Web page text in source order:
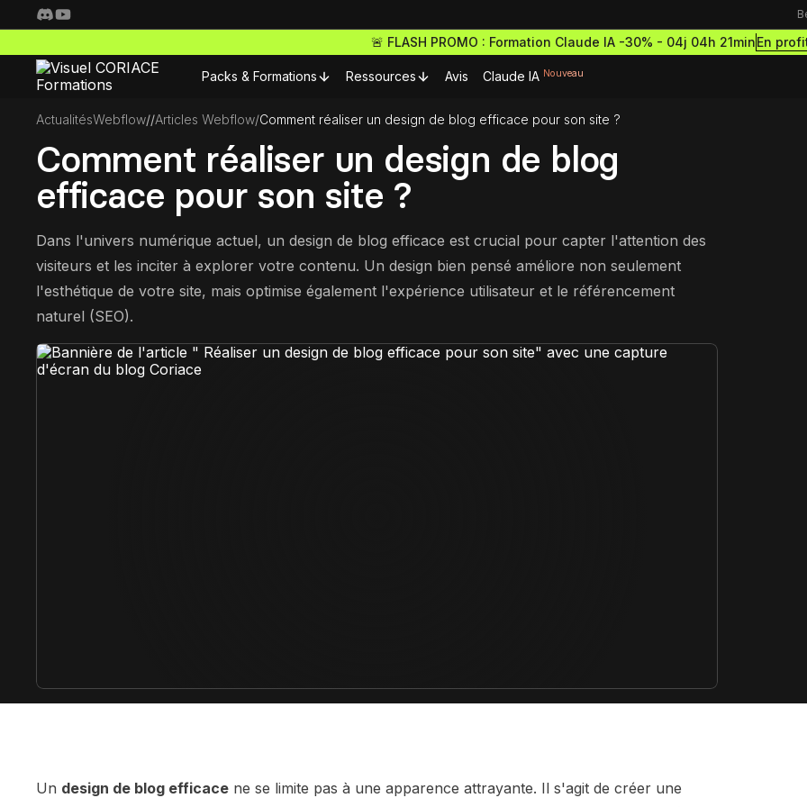
🚨 FLASH PROMO : Formation Claude IA -30% - 04j 04h 21minEn
Packs & Formations
Nos packs complets
Freelance Pro
Accède à toutes nos formations et démarre
ta carrière de freelance à succès
Webdesigner Pro
et performants
Formation Figma
Ressources
Formations gratuites
Pour découvrir le no-code
Scripts Webflow
Nos meilleurs scripts Webflow Les métiers du no-code
Avis Claude IA Nouveau
ActualitésWebflow//Articles Webflow/Comment réaliser un design de blog efficace pour son site ?
Comment réaliser un design de blog
efficace pour son site ?
Dans l'univers numérique actuel, un design de blog efficace est crucial pour capter l'attention des
visiteurs et les inciter à explorer votre contenu. Un design bien pensé améliore non seulement
l'esthétique de votre site, mais optimise également l'expérience utilisateur et le référencement
naturel (SEO).
Un design de blog efficace ne se limite pas à une apparence attrayante. Il s'agit de créer une